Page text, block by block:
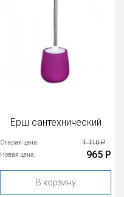
Ерш сантехнический
Старая цена: 1 110 Р
Новая цена: 965 Р
В корзину